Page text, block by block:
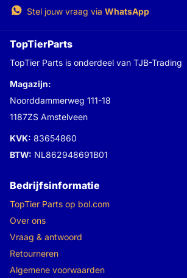
Stel jouw vraag via WhatsApp
TopTierParts
TopTier Parts is onderdeel van TJB-Trading
Magazijn:
Noorddammerweg 111-18
1187ZS Amstelveen
KVK: 83654860
BTW: NL862948691B01
Bedrijfsinformatie
TopTier Parts op bol.com
Over ons
Vraag & antwoord
Retourneren
Algemene voorwaarden